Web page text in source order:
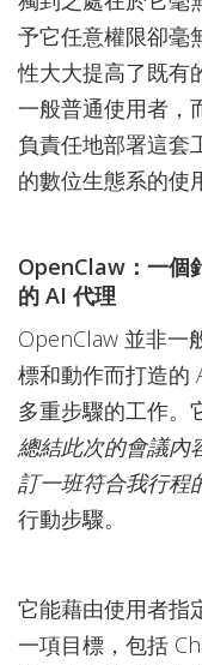
予它任意權限卻毫
性大大提高了既有
一般普通使用者，
負責任地部署這套
的數位生態系的使
OpenClaw：一個
的 AI 代理
OpenClaw 並非一
標和動作而打造的
多重步驟的工作。
總結此次的會議內
訂一班符合我行程
行動步驟。
它能藉由使用者指
一項目標，包括